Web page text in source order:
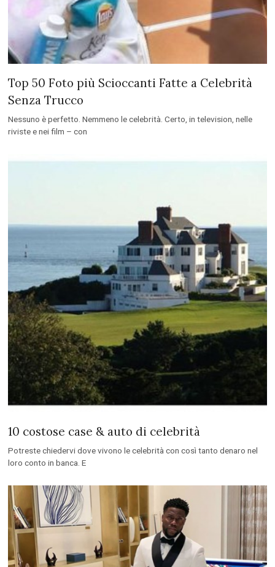
Top 50 Foto più Scioccanti Fatte a Celebrità
Senza Trucco
Nessuno è perfetto. Nemmeno le celebrità. Certo, in television, nelle
riviste e nei film – con
10 costose case & auto di celebrità
Potreste chiedervi dove vivono le celebrità con così tanto denaro nel
loro conto in banca. E